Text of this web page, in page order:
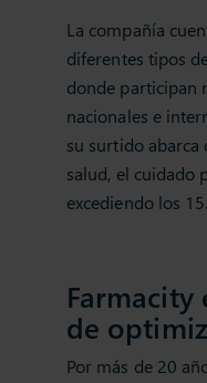
La compañía
diferentes tipos
donde participan
nacionales e
su surtido abarca
salud, el cuidado
excediendo los
Farmacity
de
Por más de 20